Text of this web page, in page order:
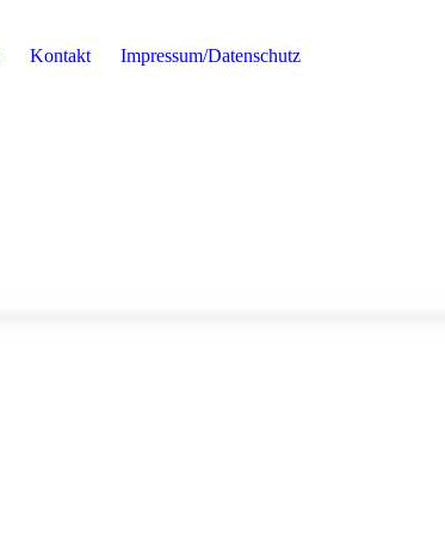
Kontakt Impressum/Datenschutz